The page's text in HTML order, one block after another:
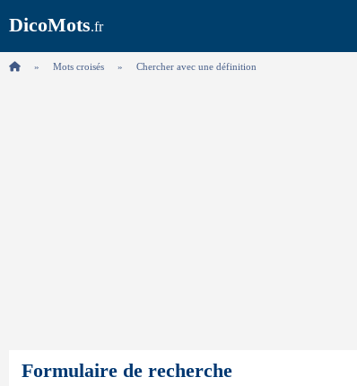
DicoMots.fr
Mots croisés Chercher avec une définition
Formulaire de recherche